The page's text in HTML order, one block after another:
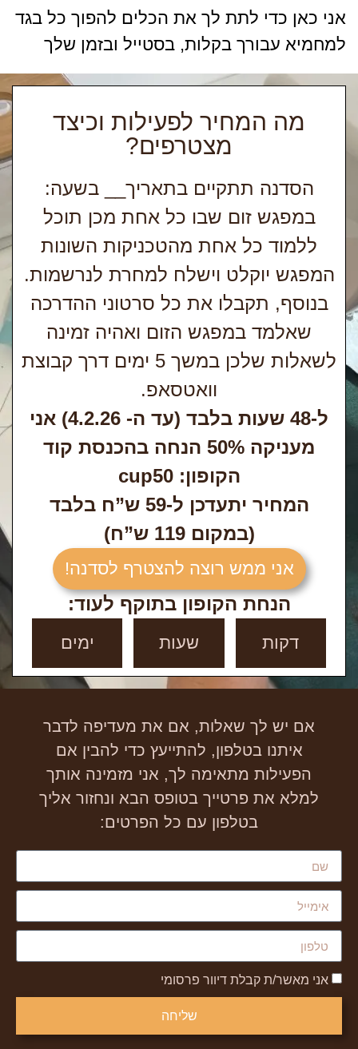
אני כאן כדי לתת לך את הכלים להפוך כל בגד
למחמיא עבורך בקלות, בסטייל ובזמן שלך
מה המחיר לפעילות וכיצד
מצטרפים?
הסדנה תתקיים בתאריך__ בשעה:
במפגש זום שבו כל אחת מכן תוכל
ללמוד כל אחת מהטכניקות השונות
המפגש יוקלט וישלח למחרת לנרשמות.
בנוסף, תקבלו את כל סרטוני ההדרכה
שאלמד במפגש הזום ואהיה זמינה
לשאלות שלכן במשך 5 ימים דרך קבוצת
וואטסאפ.
ל-48 שעות בלבד (עד ה- 4.2.26) אני
מעניקה 50% הנחה בהכנסת קוד
הקופון: cup50
המחיר יתעדכן ל-59 ש”ח בלבד
(במקום 119 ש”ח)
אני ממש רוצה להצטרף לסדנה!
הנחת הקופון בתוקף לעוד:
ימים שעות דקות
אם יש לך שאלות, אם את מעדיפה לדבר
איתנו בטלפון, להתייעץ כדי להבין אם
הפעילות מתאימה לך, אני מזמינה אותך
למלא את פרטייך בטופס הבא ונחזור אליך
בטלפון עם כל הפרטים:
אני מאשר/ת קבלת דיוור פרסומי
שליחה